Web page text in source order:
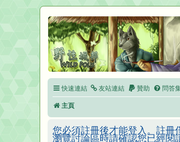
快速連結 友站連結 贊助 問答
主頁
您必須註冊後才能登入。註冊
瀏覽討論區時請確認您已經閱